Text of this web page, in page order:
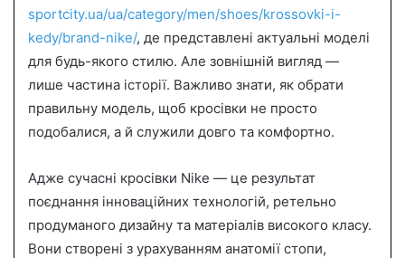
sportcity.ua/ua/category/men/shoes/krossovki-i-
kedy/brand-nike/, де представлені актуальні моделі
для будь-якого стилю. Але зовнішній вигляд —
лише частина історії. Важливо знати, як обрати
правильну модель, щоб кросівки не просто
подобалися, а й служили довго та комфортно.
Адже сучасні кросівки Nike — це результат
поєднання інноваційних технологій, ретельно
продуманого дизайну та матеріалів високого класу.
Вони створені з урахуванням анатомії стопи,